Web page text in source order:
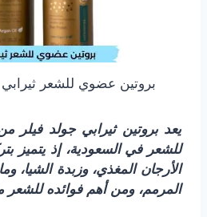
بروتين عضوي للشعر ثيرابي
يعد بروتين ثيرابي جولد فيلر
للشعر في السعودية، إذ يتميز
الأرجان المغذي، وزبدة الشيا،
المرمم، ومن أهم فوائده للشعر